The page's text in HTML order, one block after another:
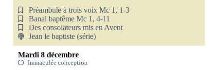
Préambule à trois voix Mc 1, 1-3
Banal baptême Mc 1, 4-11
Des consolateurs mis en Avent
Jean le baptiste (série)
Mardi 8 décembre
Immaculée conception